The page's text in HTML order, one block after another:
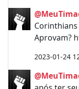
Aprovam?
2023-01-24